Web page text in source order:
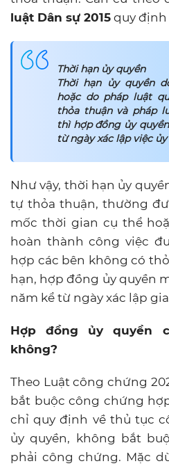
luật Dân sự 2015 quy định
Thời hạn ủy quyền
Thời hạn ủy quyền
hoặc do pháp luật
thỏa thuận và pháp
thì hợp đồng ủy
từ ngày xác lập việc
Như vậy, thời hạn ủy
tự thỏa thuận, thường
mốc thời gian cụ thể
hoàn thành công việc
hợp các bên không có
hạn, hợp đồng ủy quyền
năm kể từ ngày xác lập
Hợp đồng ủy quyền
không?
Theo Luật công chứng
bắt buộc công chứng
chỉ quy định về thủ tục
ủy quyền, không bắt
phải công chứng. Mặc